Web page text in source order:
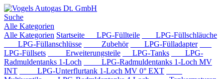
Suche
Alle Kategorien
Alle Kategorien Startseite LPG-Füllteile
LPG-Füllschläuche
LPG-Füllanschlüsse
Zubehör
LPG-Fülladapter
LPG-Füllsets
Erweiterungsteile LPG-Tanks
LPG-
Radmuldentanks 1-Loch
LPG-Radmuldentanks 1-Loch MV
INT
LPG-Unterflurtank 1-Loch MV 0° EXT